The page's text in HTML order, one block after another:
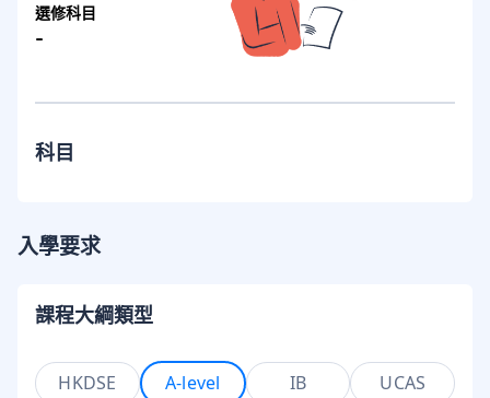
選修科目
-
科目
入學要求
課程大綱類型
HKDSE A-level IB UCAS